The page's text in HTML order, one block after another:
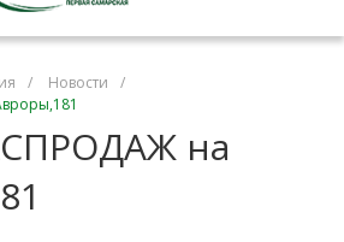
/ Новости
/
на